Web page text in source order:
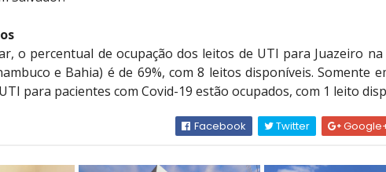
o percentual de ocupação dos leitos de UTI para Juazeiro na
e Bahia) é de 69%, com 8 leitos disponíveis. Somente
para pacientes com Covid-19 estão ocupados, com 1 leito
Facebook Twitter